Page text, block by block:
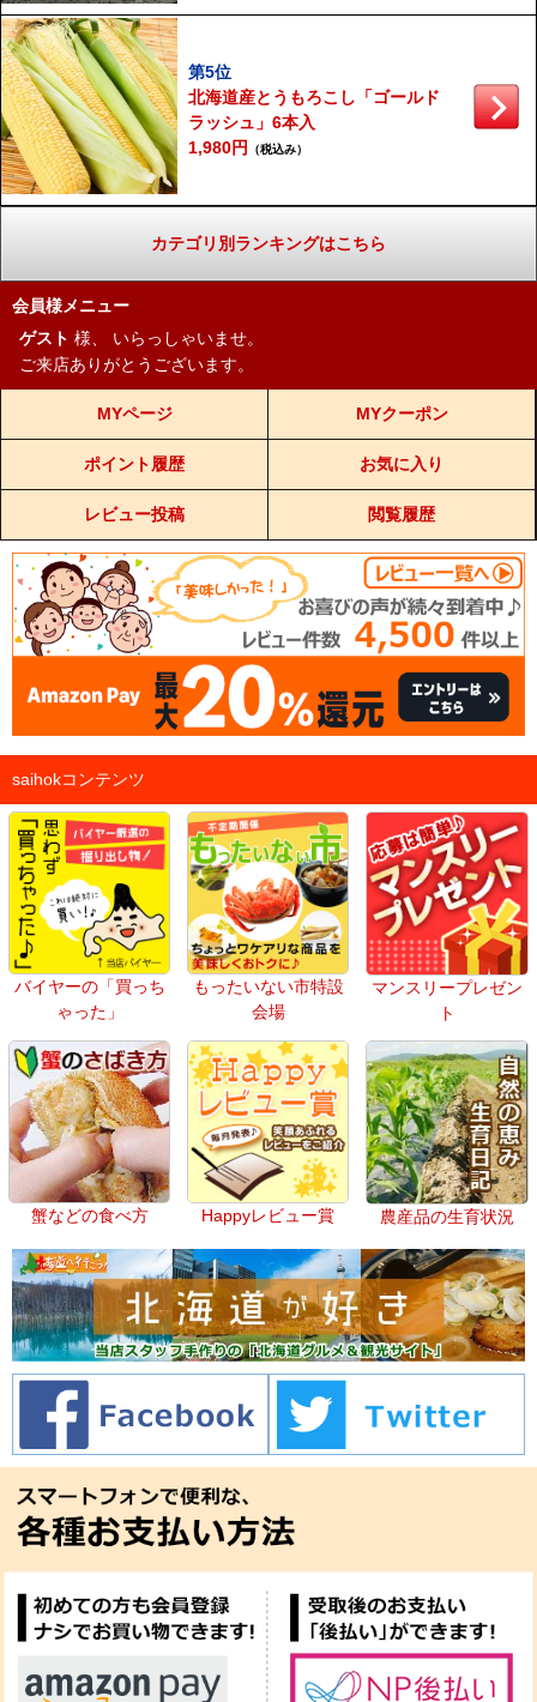
第5位
北海道産とうもろこし「ゴールド
ラッシュ」6本入
1,980円 （税込み）
カテゴリ別ランキングはこちら
会員様メニュー
ゲスト 様、
いらっしゃいませ。
ご来店ありがとうございます。
MYページ MYクーポン
ポイント履歴 お気に入り
レビュー投稿 閲覧履歴
saihokコンテンツ
バイヤーの「買っち
ゃった」
もったいない市特設
会場
マンスリープレゼン
ト
蟹などの食べ方 Happyレビュー賞 農産品の生育状況